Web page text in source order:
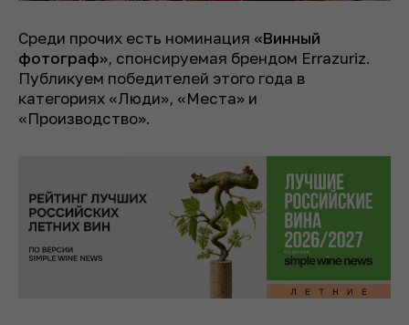
Среди прочих есть номинация «Винный
фотограф», спонсируемая брендом Errazuriz.
Публикуем победителей этого года в
категориях «Люди», «Места» и
«Производство».